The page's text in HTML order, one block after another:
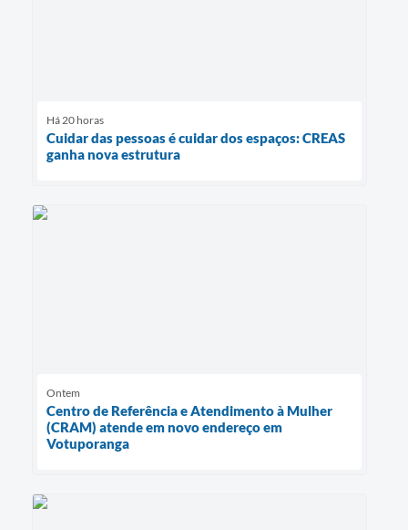
Há 20 horas
Cuidar das pessoas é cuidar dos espaços: CREAS
ganha nova estrutura
Ontem
Centro de Referência e Atendimento à Mulher
(CRAM) atende em novo endereço em
Votuporanga